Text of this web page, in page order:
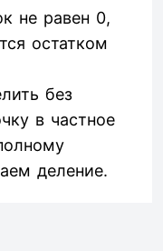
не равен 0,
остатком
без
в частное
деление.